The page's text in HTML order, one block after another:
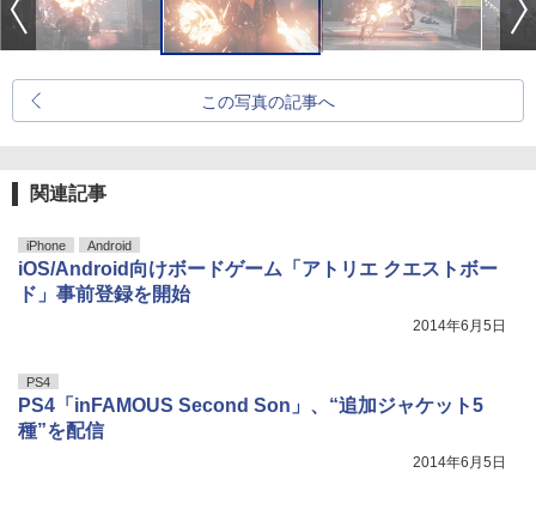
この写真の記事へ
関連記事
iPhone Android
iOS/Android向けボードゲーム「アトリエ クエストボー
ド」事前登録を開始
2014年6月5日
PS4
PS4「inFAMOUS Second Son」、“追加ジャケット5
種”を配信
2014年6月5日